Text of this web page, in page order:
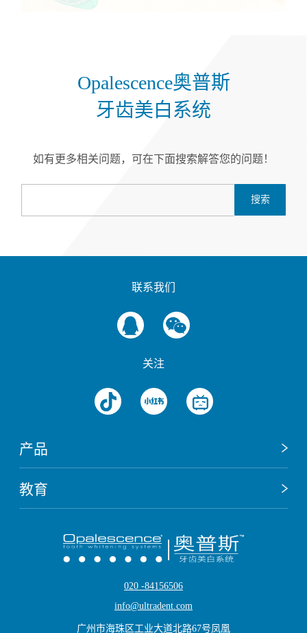
Opalescence奥普斯
牙齿美白系统
如有更多相关问题，可在下面搜索解答您的问题！
搜索
联系我们
关注
产品
教育
020 -84156506
info@ultradent.com
广州市海珠区工业大道北路67号凤凰